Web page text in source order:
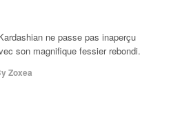
ne passe pas inaperçu
son magnifique fessier rebondi.
Zoxea